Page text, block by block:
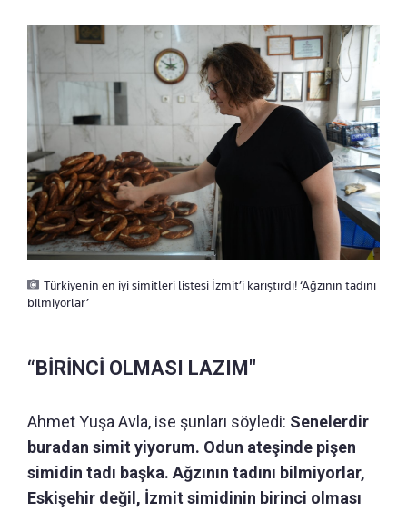
Türkiyenin en iyi simitleri listesi İzmit’i karıştırdı! ‘Ağzının tadını
bilmiyorlar’
“BİRİNCİ OLMASI LAZIM"
Ahmet Yuşa Avla, ise şunları söyledi: Senelerdir
buradan simit yiyorum. Odun ateşinde pişen
simidin tadı başka. Ağzının tadını bilmiyorlar,
Eskişehir değil, İzmit simidinin birinci olması